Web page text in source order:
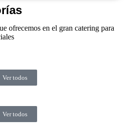
ofrecemos en el gran catering para
Ver todos
Ver todos